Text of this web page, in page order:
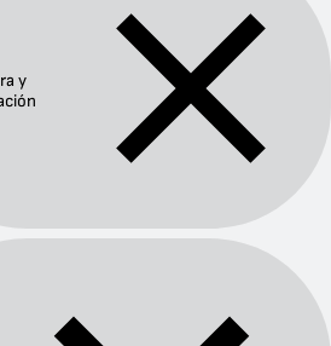
Radios FM 91.4 de
Cultura y
Educación
y